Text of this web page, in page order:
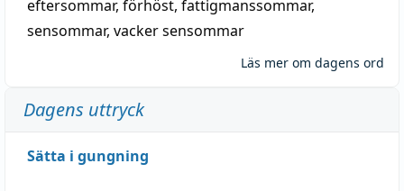
eftersommar, förhöst, fattigmanssommar,
sensommar, vacker sensommar
Läs mer om dagens ord
Dagens uttryck
Sätta i gungning